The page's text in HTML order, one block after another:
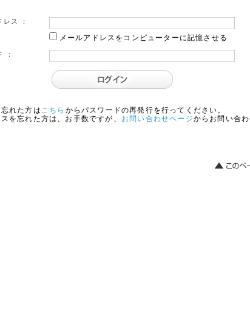
レス ：
メールアドレスをコンピューターに記憶させる
：
れた方は こちら からパスワードの再発行を行ってください。
を忘れた方は、お手数ですが、 お問い合わせページからお問い合